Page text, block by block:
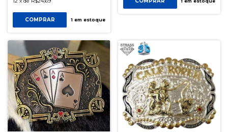
COMPRAR 1em estoque